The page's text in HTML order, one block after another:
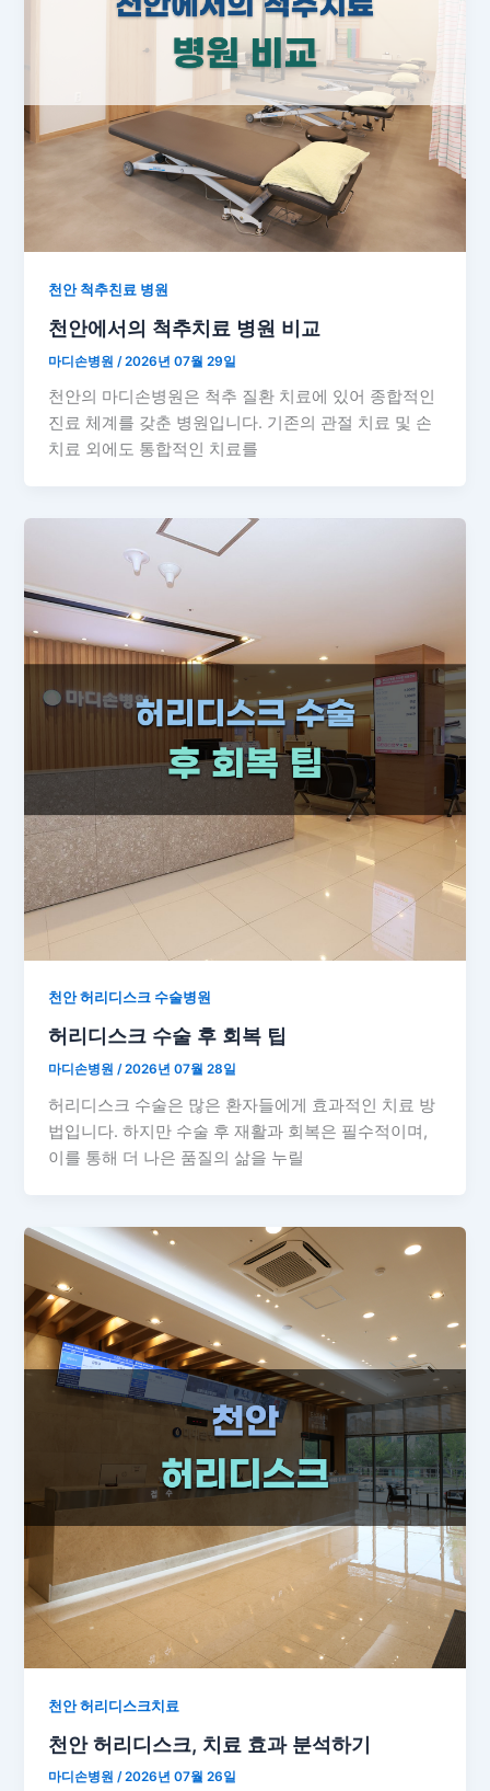
천안 척추친료 병원
천안에서의 척추치료 병원 비교
마디손병원 /2026년 07월 29일
천안의 마디손병원은 척추 질환 치료에 있어 종합적인
진료 체계를 갖춘 병원입니다. 기존의 관절 치료 및 손
치료 외에도 통합적인 치료를
천안 허리디스크 수술병원
허리디스크 수술 후 회복 팁
마디손병원/2026년 07월 28일
허리디스크 수술은 많은 환자들에게 효과적인 치료 방
법입니다. 하지만 수술 후 재활과 회복은 필수적이며,
이를 통해 더 나은 품질의 삶을 누릴
천안 허리디스크치료
천안 허리디스크, 치료 효과 분석하기
마디손병원/2026년 07월 26일